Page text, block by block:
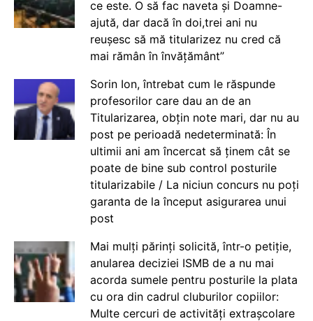
ce este. O să fac naveta și Doamne-
ajută, dar dacă în doi,trei ani nu
reușesc să mă titularizez nu cred că
mai rămân în învățământ”
Sorin Ion, întrebat cum le răspunde
profesorilor care dau an de an
Titularizarea, obțin note mari, dar nu au
post pe perioadă nedeterminată: În
ultimii ani am încercat să ținem cât se
poate de bine sub control posturile
titularizabile / La niciun concurs nu poți
garanta de la început asigurarea unui
post
Mai mulți părinți solicită, într-o petiție,
anularea deciziei ISMB de a nu mai
acorda sumele pentru posturile la plata
cu ora din cadrul cluburilor copiilor:
Multe cercuri de activități extrașcolare